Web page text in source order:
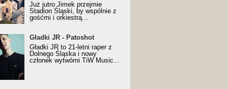
Już jutro Jimek przejmie
Stadion Śląski, by wspólnie z
gośćmi i orkiestrą...
JR - Patoshot
Gładki JR - Patoshot
Gładki JR to 21-letni raper z
Dolnego Śląska i nowy
członek wytwórni TiW Music...